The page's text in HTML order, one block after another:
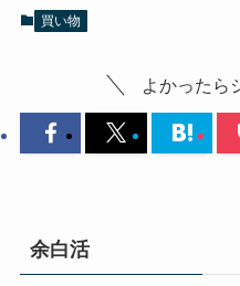
買い物
よかったら
余白活